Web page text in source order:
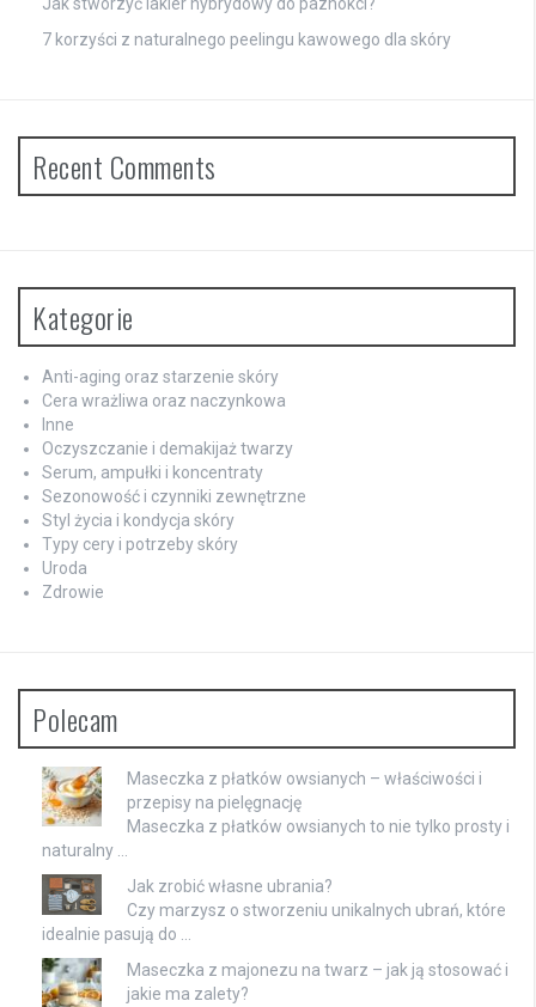
Jak stworzyć lakier hybrydowy do paznokci?
7 korzyści z naturalnego peelingu kawowego dla skóry
Recent Comments
Kategorie
Anti-aging oraz starzenie skóry
Cera wrażliwa oraz naczynkowa
Inne
Oczyszczanie i demakijaż twarzy
Serum, ampułki i koncentraty
Sezonowość i czynniki zewnętrzne
Styl życia i kondycja skóry
Typy cery i potrzeby skóry
Uroda
Zdrowie
Polecam
Maseczka z płatków owsianych – właściwości i
przepisy na pielęgnację
Maseczka z płatków owsianych to nie tylko prosty i
naturalny …
Jak zrobić własne ubrania?
Czy marzysz o stworzeniu unikalnych ubrań, które
idealnie pasują do …
Maseczka z majonezu na twarz – jak ją stosować i
jakie ma zalety?